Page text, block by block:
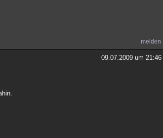
melden
09.07.2009 um 21:46